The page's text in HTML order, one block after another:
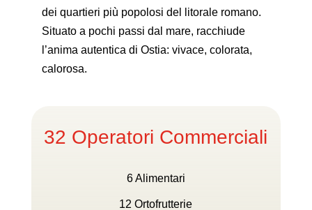
dei quartieri più popolosi del litorale romano.
Situato a pochi passi dal mare, racchiude
l’anima autentica di Ostia: vivace, colorata,
calorosa.
32 Operatori Commerciali
6 Alimentari
12 Ortofrutterie